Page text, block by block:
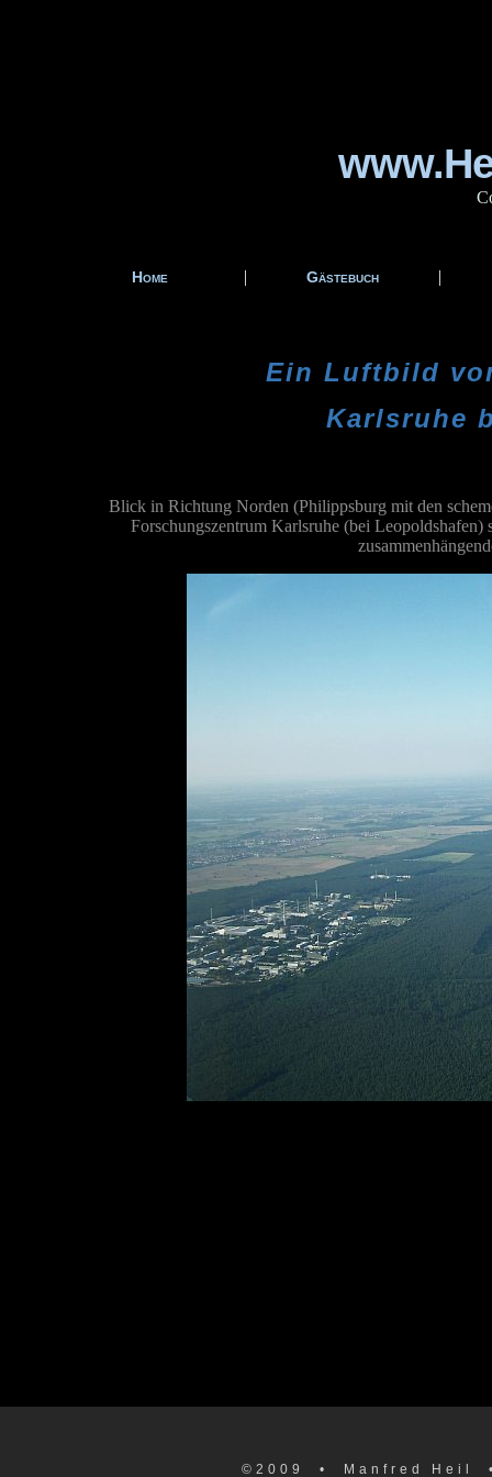
Home | Gästebuch |
Ein Luftbild
Karlsruhe
Blick in Richtung Norden (Philippsburg mit den
Forschungszentrum Karlsruhe (bei Leopoldshafen)
©2009 • Manfred Heil